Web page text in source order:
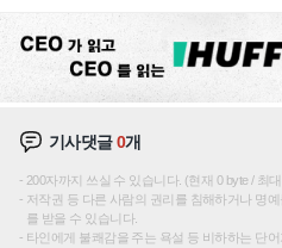
기사댓글0개
200자까지 쓰실 수 있습니다. (현재 0 byte / 최
저작권 등 다른 사람의 권리를 침해하거나 명
를 받을 수 있습니다.
타인에게 불쾌감을 주는 욕설 등 비하하는 단